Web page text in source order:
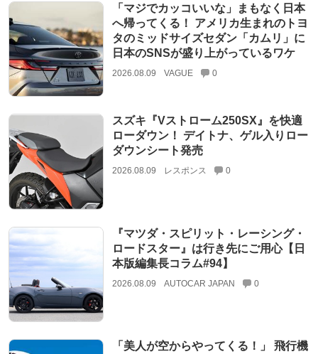
「マジでカッコいいな」まもなく日本
へ帰ってくる！ アメリカ生まれのトヨ
タのミッドサイズセダン「カムリ」に
日本のSNSが盛り上がっているワケ
2026.08.09 VAGUE 0
スズキ『Vストローム250SX』を快適
ローダウン！ デイトナ、ゲル入りロー
ダウンシート発売
2026.08.09 レスポンス 0
『マツダ・スピリット・レーシング・
ロードスター』は行き先にご用心【日
本版編集長コラム#94】
2026.08.09 AUTOCAR JAPAN 0
「美人が空からやってくる！」 飛行機